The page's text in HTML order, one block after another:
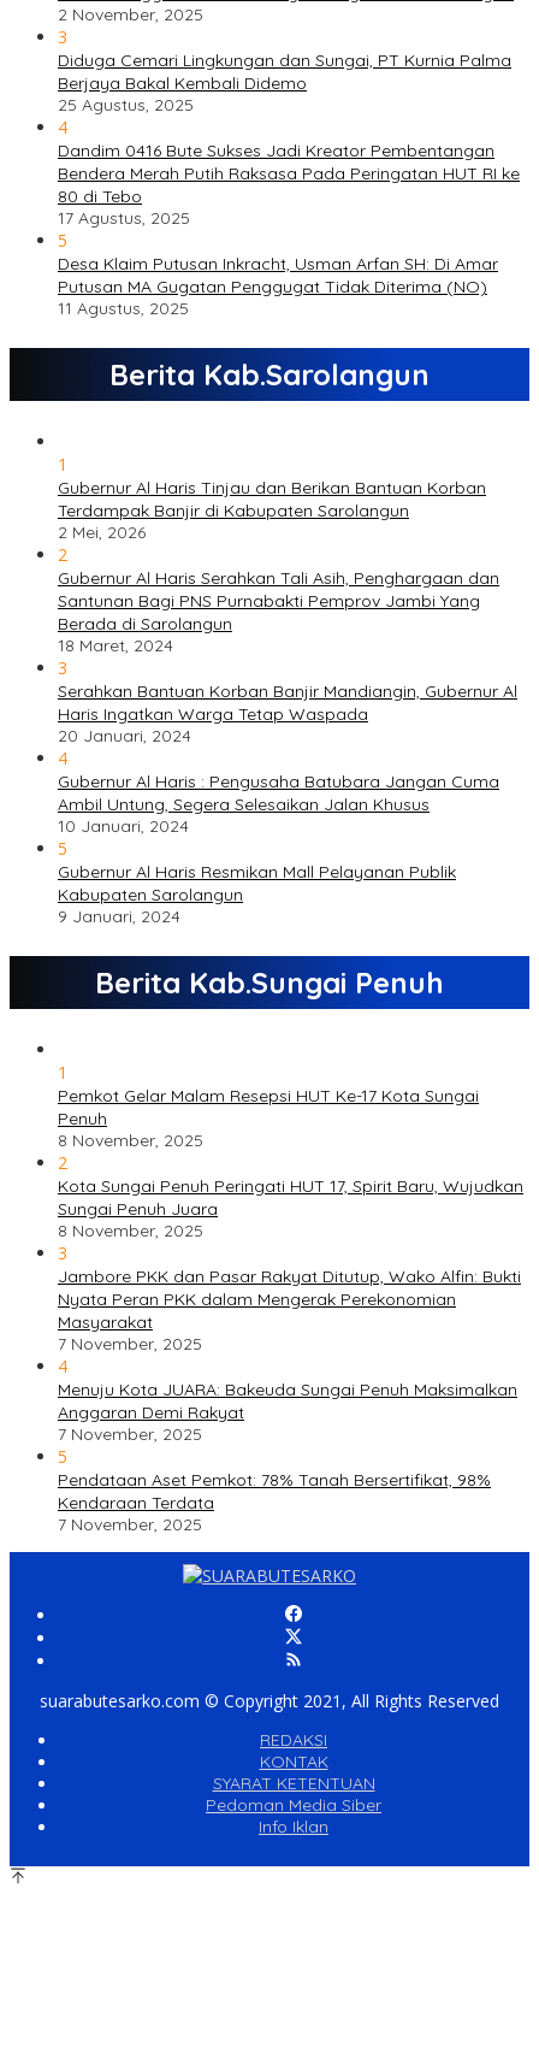
2 November, 2025
3
Diduga Cemari Lingkungan dan Sungai, PT Kurnia Palma
Berjaya Bakal Kembali Didemo
25 Agustus, 2025
4
Dandim 0416 Bute Sukses Jadi Kreator Pembentangan
Bendera Merah Putih Raksasa Pada Peringatan HUT RI ke
80 di Tebo
17 Agustus, 2025
5
Desa Klaim Putusan Inkracht, Usman Arfan SH: Di Amar
Putusan MA Gugatan Penggugat Tidak Diterima (NO)
11 Agustus, 2025
Berita Kab.Sarolangun
1
Gubernur Al Haris Tinjau dan Berikan Bantuan Korban
Terdampak Banjir di Kabupaten Sarolangun
2 Mei, 2026
2
Gubernur Al Haris Serahkan Tali Asih, Penghargaan dan
Santunan Bagi PNS Purnabakti Pemprov Jambi Yang
Berada di Sarolangun
18 Maret, 2024
3
Serahkan Bantuan Korban Banjir Mandiangin, Gubernur Al
Haris Ingatkan Warga Tetap Waspada
20 Januari, 2024
4
Gubernur Al Haris : Pengusaha Batubara Jangan Cuma
Ambil Untung, Segera Selesaikan Jalan Khusus
10 Januari, 2024
5
Gubernur Al Haris Resmikan Mall Pelayanan Publik
Kabupaten Sarolangun
9 Januari, 2024
Berita Kab.Sungai Penuh
1
Pemkot Gelar Malam Resepsi HUT Ke-17 Kota Sungai
Penuh
8 November, 2025
2
Kota Sungai Penuh Peringati HUT 17, Spirit Baru, Wujudkan
Sungai Penuh Juara
8 November, 2025
3
Jambore PKK dan Pasar Rakyat Ditutup, Wako Alfin: Bukti
Nyata Peran PKK dalam Mengerak Perekonomian
Masyarakat
7 November, 2025
4
Menuju Kota JUARA: Bakeuda Sungai Penuh Maksimalkan
Anggaran Demi Rakyat
7 November, 2025
5
Pendataan Aset Pemkot: 78% Tanah Bersertifikat, 98%
Kendaraan Terdata
7 November, 2025
suarabutesarko.com © Copyright 2021, All Rights Reserved
REDAKSI
KONTAK
SYARAT KETENTUAN
Pedoman Media Siber
Info Iklan